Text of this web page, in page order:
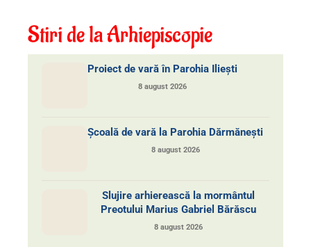
Stiri de la Arhiepiscopie
Proiect de vară în Parohia Iliești
8 august 2026
Școală de vară la Parohia Dărmănești
8 august 2026
Slujire arhierească la mormântul
Preotului Marius Gabriel Bărăscu
8 august 2026